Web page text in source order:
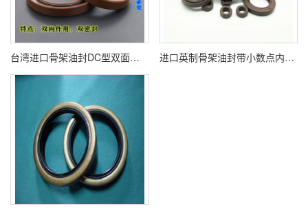
台湾进口骨架油封DC型双面双弹簧汽车摩托车减震 进口英制骨架油封带小数点内骨架唇形密封圈 双面铁壳 外骨架